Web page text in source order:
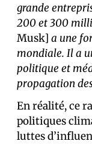
grande
200 et 300
Musk] a une
mondiale. Il a
politique et
propagation
En réalité, ce
politiques
luttes